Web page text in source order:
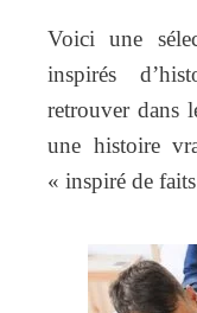
Voici une
inspirés
retrouver dans
une histoire
« inspiré de